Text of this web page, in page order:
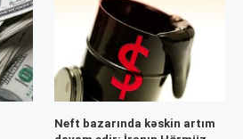
Neft bazarında kəskin artım